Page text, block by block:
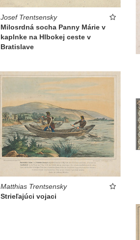
Josef Trentsensky
Milosrdná socha Panny Márie v
kaplnke na Hlbokej ceste v
Bratislave
Matthias Trentsensky
Strieľajúci vojaci